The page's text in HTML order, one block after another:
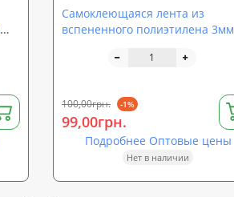
Самоклеющаяся лента из
вспененного полиэтилена 3мм
100,00грн. -1%
99,00грн.
Подробнее Оптовые цены
Нет в наличии